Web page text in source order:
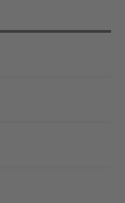
5 Sternen
5 Sternen
5 Sternen
5 Sternen
5 Sternen